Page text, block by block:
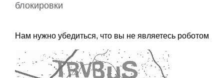
блокировки
Нам нужно убедиться, что вы не являетесь роботом